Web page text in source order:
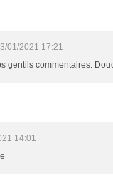
01/2021 17:21
gentils commentaires.
14:01